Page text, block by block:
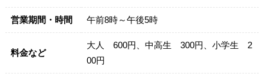
営業期間・時間 午前8時～午後5時
料金など
大人 600円、中高生 300円、小学生 2
00円